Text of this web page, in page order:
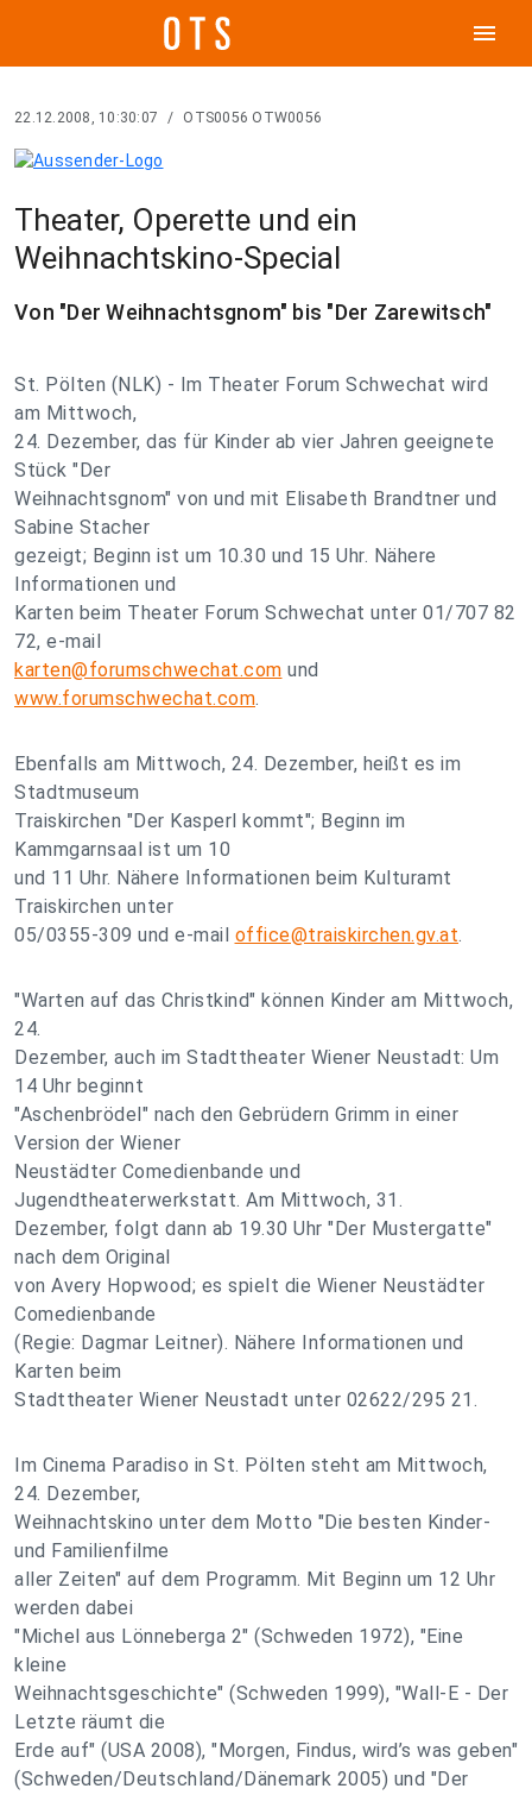
menu
22.12.2008, 10:30:07 / OTS0056 OTW0056
Theater, Operette und ein
Weihnachtskino-Special
Von "Der Weihnachtsgnom" bis "Der Zarewitsch"
St. Pölten (NLK) - Im Theater Forum Schwechat wird
am Mittwoch,
24. Dezember, das für Kinder ab vier Jahren geeignete
Stück "Der
Weihnachtsgnom" von und mit Elisabeth Brandtner und
Sabine Stacher
gezeigt; Beginn ist um 10.30 und 15 Uhr. Nähere
Informationen und
Karten beim Theater Forum Schwechat unter 01/707 82
72, e-mail
karten@forumschwechat.com und
www.forumschwechat.com.
Ebenfalls am Mittwoch, 24. Dezember, heißt es im
Stadtmuseum
Traiskirchen "Der Kasperl kommt"; Beginn im
Kammgarnsaal ist um 10
und 11 Uhr. Nähere Informationen beim Kulturamt
Traiskirchen unter
05/0355-309 und e-mail office@traiskirchen.gv.at.
"Warten auf das Christkind" können Kinder am Mittwoch,
24.
Dezember, auch im Stadttheater Wiener Neustadt: Um
14 Uhr beginnt
"Aschenbrödel" nach den Gebrüdern Grimm in einer
Version der Wiener
Neustädter Comedienbande und
Jugendtheaterwerkstatt. Am Mittwoch, 31.
Dezember, folgt dann ab 19.30 Uhr "Der Mustergatte"
nach dem Original
von Avery Hopwood; es spielt die Wiener Neustädter
Comedienbande
(Regie: Dagmar Leitner). Nähere Informationen und
Karten beim
Stadttheater Wiener Neustadt unter 02622/295 21.
Im Cinema Paradiso in St. Pölten steht am Mittwoch,
24. Dezember,
Weihnachtskino unter dem Motto "Die besten Kinder-
und Familienfilme
aller Zeiten" auf dem Programm. Mit Beginn um 12 Uhr
werden dabei
"Michel aus Lönneberga 2" (Schweden 1972), "Eine
kleine
Weihnachtsgeschichte" (Schweden 1999), "Wall-E - Der
Letzte räumt die
Erde auf" (USA 2008), "Morgen, Findus, wird’s was geben"
(Schweden/Deutschland/Dänemark 2005) und "Der